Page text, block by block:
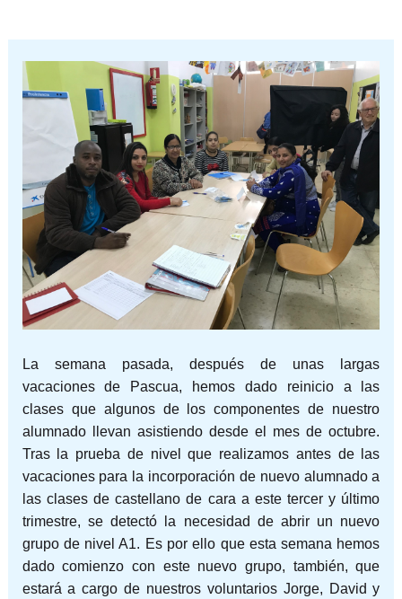
La semana pasada, después de unas largas
vacaciones de Pascua, hemos dado reinicio a las
clases que algunos de los componentes de nuestro
alumnado llevan asistiendo desde el mes de octubre.
Tras la prueba de nivel que realizamos antes de las
vacaciones para la incorporación de nuevo alumnado a
las clases de castellano de cara a este tercer y último
trimestre, se detectó la necesidad de abrir un nuevo
grupo de nivel A1. Es por ello que esta semana hemos
dado comienzo con este nuevo grupo, también, que
estará a cargo de nuestros voluntarios Jorge, David y